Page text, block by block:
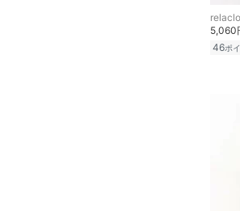
relaclo
5,060
46ポ